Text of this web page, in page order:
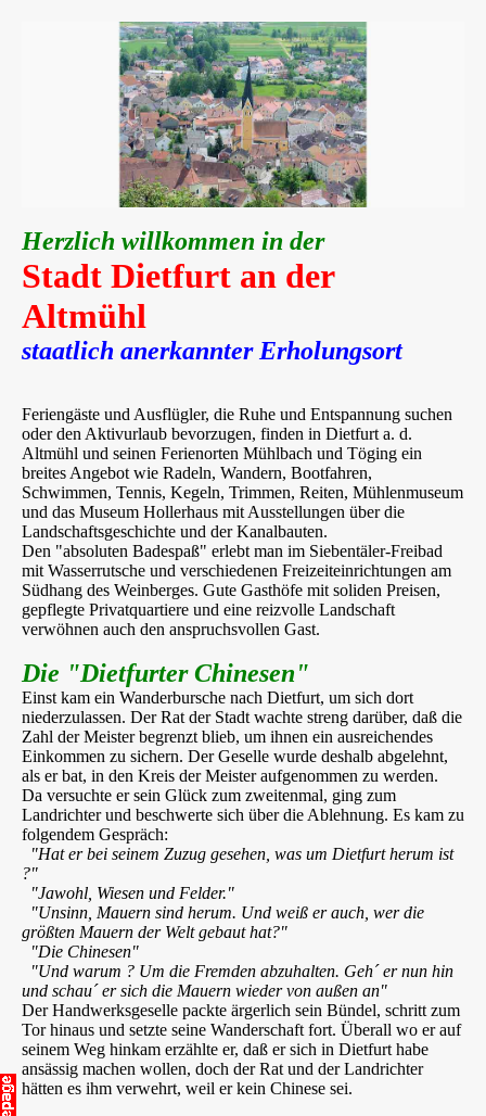
Herzlich willkommen in der
Stadt Dietfurt an der
Altmühl
staatlich anerkannter Erholungsort
Feriengäste und Ausflügler, die Ruhe und Entspannung suchen
oder den Aktivurlaub bevorzugen, finden in Dietfurt a. d.
Altmühl und seinen Ferienorten Mühlbach und Töging ein
breites Angebot wie Radeln, Wandern, Bootfahren,
Schwimmen, Tennis, Kegeln, Trimmen, Reiten, Mühlenmuseum
und das Museum Hollerhaus mit Ausstellungen über die
Landschaftsgeschichte und der Kanalbauten.
Den "absoluten Badespaß" erlebt man im Siebentäler-Freibad
mit Wasserrutsche und verschiedenen Freizeiteinrichtungen am
Südhang des Weinberges. Gute Gasthöfe mit soliden Preisen,
gepflegte Privatquartiere und eine reizvolle Landschaft
verwöhnen auch den anspruchsvollen Gast.
Die "Dietfurter Chinesen"
Einst kam ein Wanderbursche nach Dietfurt, um sich dort
niederzulassen. Der Rat der Stadt wachte streng darüber, daß die
Zahl der Meister begrenzt blieb, um ihnen ein ausreichendes
Einkommen zu sichern. Der Geselle wurde deshalb abgelehnt,
als er bat, in den Kreis der Meister aufgenommen zu werden.
Da versuchte er sein Glück zum zweitenmal, ging zum
Landrichter und beschwerte sich über die Ablehnung. Es kam zu
folgendem Gespräch:
"Hat er bei seinem Zuzug gesehen, was um Dietfurt herum ist
?"
"Jawohl, Wiesen und Felder."
"Unsinn, Mauern sind herum. Und weiß er auch, wer die
größten Mauern der Welt gebaut hat?"
"Die Chinesen"
"Und warum ? Um die Fremden abzuhalten. Geh´ er nun hin
und schau´ er sich die Mauern wieder von außen an"
Der Handwerksgeselle packte ärgerlich sein Bündel, schritt zum
Tor hinaus und setzte seine Wanderschaft fort. Überall wo er auf
seinem Weg hinkam erzählte er, daß er sich in Dietfurt habe
ansässig machen wollen, doch der Rat und der Landrichter
hätten es ihm verwehrt, weil er kein Chinese sei.